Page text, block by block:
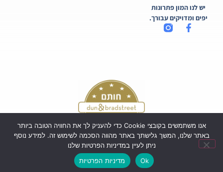
יש לנו המון פתרונות
יפים ומדויקים עבורך.
כל הזכויות שמורות לקורטיקו בע"מ ©
Powered by Webi Digital
אנו משתמשים בקובצי Cookie כדי להעניק לך את החוויה הטובה ביותר
באתר שלנו, המשך גלישתך באתר מהווה הסכמה לשימוש זה. למידע נוסף
ניתן לעיין במדיניות הפרטיות שלנו
Ok
מדיניות הפרטיות